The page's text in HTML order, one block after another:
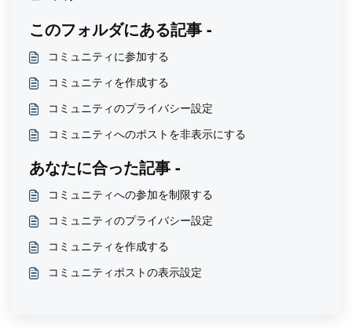
このフォルダにある記事 -
コミュニティに参加する
コミュニティを作成する
コミュニティのプライバシー設定
コミュニティへのポストを非表示にする
あなたに合った記事 -
コミュニティへの参加を制限する
コミュニティのプライバシー設定
コミュニティを作成する
コミュニティポストの表示設定